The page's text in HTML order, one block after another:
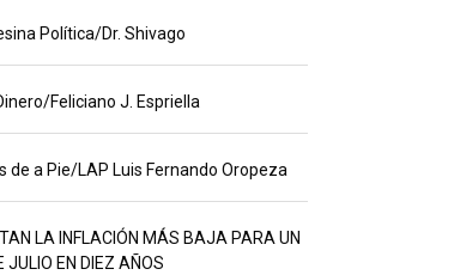
Política/Dr. Shivago
Feliciano J. Espriella
de a Pie/LAP Luis Fernando Oropeza
LA INFLACIÓN MÁS BAJA PARA UN
JULIO EN DIEZ AÑOS